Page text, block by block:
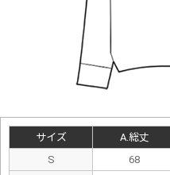
サイズ A.総丈
S
68